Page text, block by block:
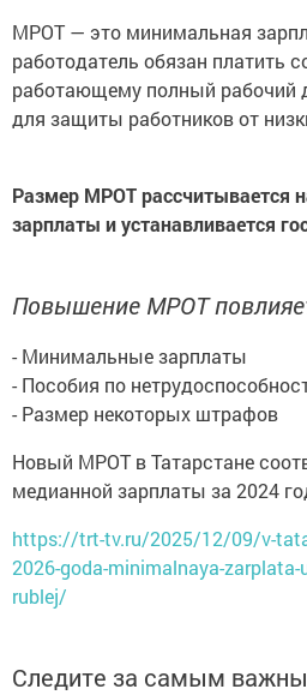
МРОТ — это минимальная
работодатель обязан платить
работающему полный рабочий
для защиты работников от
Размер МРОТ рассчитывается
зарплаты и устанавливается
Повышение МРОТ
- Минимальные зарплаты
- Пособия по
- Размер некоторых штрафов
Новый МРОТ в Татарстане
медианной зарплаты за 2024
https://trt-tv.ru/2025/12/09/v-
2026-goda-minimalnaya-
rublej/
Следите за самым